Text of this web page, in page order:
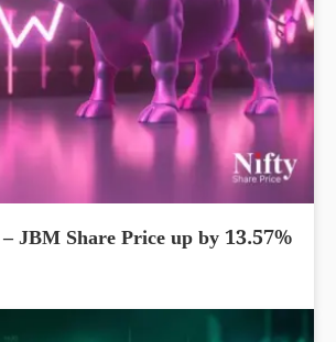
JBM Share Price up by 13.57%